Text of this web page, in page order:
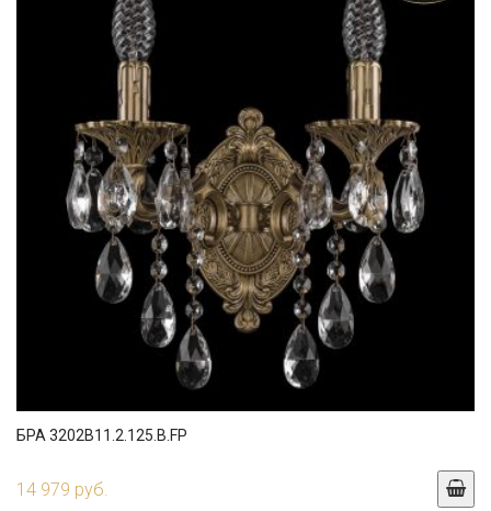
БРА 3202B11.2.125.B.FP
14 979 руб.